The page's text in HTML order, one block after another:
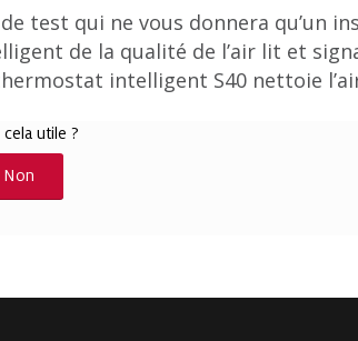
test qui ne vous donnera qu’un
de la qualité de l’air lit et
intelligent S40 nettoie